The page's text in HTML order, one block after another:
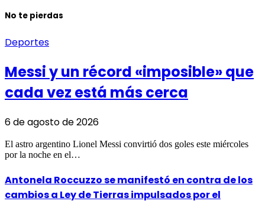
No te pierdas
Deportes
Messi y un récord «imposible» que
cada vez está más cerca
6 de agosto de 2026
El astro argentino Lionel Messi convirtió dos goles este miércoles
por la noche en el…
Antonela Roccuzzo se manifestó en contra de los
cambios a Ley de Tierras impulsados por el